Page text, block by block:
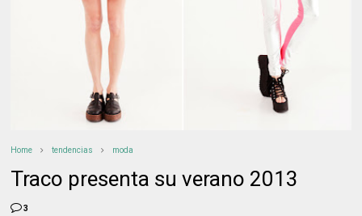
Home tendencias moda
Traco presenta su verano 2013
3